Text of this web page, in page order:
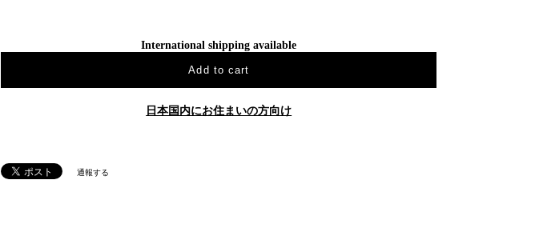
International shipping available
Add to cart
日本国内にお住まいの方向け
通報する